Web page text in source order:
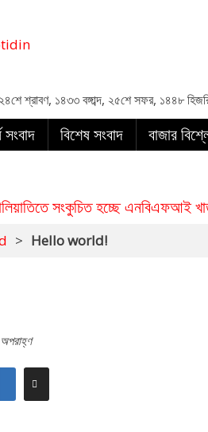
২৪শে শ্রাবণ, ১৪৩৩ বঙ্গাব্দ, ২৫শে সফর, ১৪৪৮
সংবাদ বিশেষ সংবাদ বাজার
সংকুচিত হচ্ছে এনবিএফআই
> Hello world!